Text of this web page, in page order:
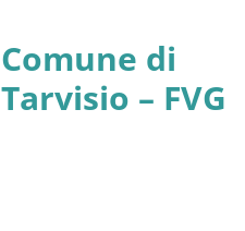
Comune di
Tarvisio – FVG